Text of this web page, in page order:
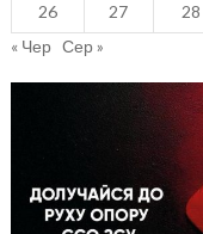
26 27 28
« Чер Сер »